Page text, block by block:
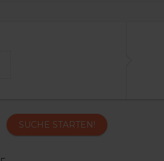
SUCHE STARTEN!